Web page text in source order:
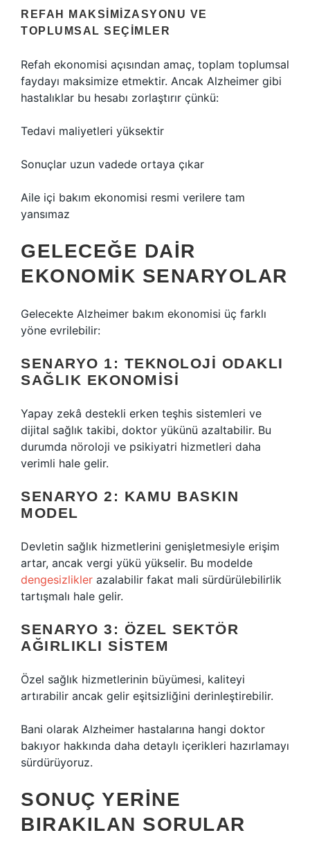
REFAH MAKSIMIZASYONU VE
TOPLUMSAL SEÇIMLER
Refah ekonomisi açısından amaç, toplam toplumsal
faydayı maksimize etmektir. Ancak Alzheimer gibi
hastalıklar bu hesabı zorlaştırır çünkü:
Tedavi maliyetleri yüksektir
Sonuçlar uzun vadede ortaya çıkar
Aile içi bakım ekonomisi resmi verilere tam
yansımaz
GELECEĞE DAIR
EKONOMIK SENARYOLAR
Gelecekte Alzheimer bakım ekonomisi üç farklı
yöne evrilebilir:
SENARYO 1: TEKNOLOJI ODAKLI
SAĞLIK EKONOMISI
Yapay zekâ destekli erken teşhis sistemleri ve
dijital sağlık takibi, doktor yükünü azaltabilir. Bu
durumda nöroloji ve psikiyatri hizmetleri daha
verimli hale gelir.
SENARYO 2: KAMU BASKIN
MODEL
Devletin sağlık hizmetlerini genişletmesiyle erişim
artar, ancak vergi yükü yükselir. Bu modelde
dengesizlikler azalabilir fakat mali sürdürülebilirlik
tartışmalı hale gelir.
SENARYO 3: ÖZEL SEKTÖR
AĞIRLIKLI SISTEM
Özel sağlık hizmetlerinin büyümesi, kaliteyi
artırabilir ancak gelir eşitsizliğini derinleştirebilir.
Bani olarak Alzheimer hastalarına hangi doktor
bakıyor hakkında daha detaylı içerikleri hazırlamayı
sürdürüyoruz.
SONUÇ YERINE
BIRAKILAN SORULAR